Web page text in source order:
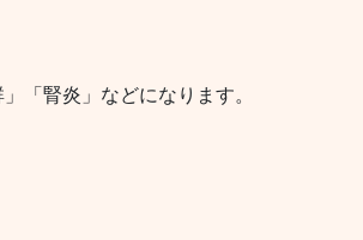
「腎炎」などになります。